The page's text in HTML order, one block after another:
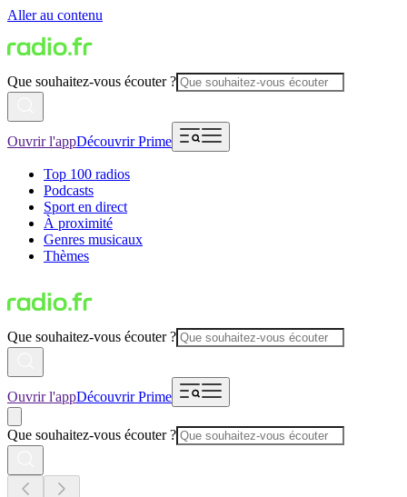
Aller au contenu
Que souhaitez-vous écouter ?
Ouvrir l'appDécouvrir Prime
Top 100 radios
Podcasts
Sport en direct
À proximité
Genres musicaux
Thèmes
Que souhaitez-vous écouter ?
Ouvrir l'appDécouvrir Prime
Que souhaitez-vous écouter ?